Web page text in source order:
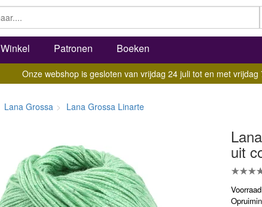
Winkel Patronen Boeken
Onze webshop is gesloten van vrijdag 24 juli tot en met vrijdag
Lana Grossa Lana Grossa Linarte
uit